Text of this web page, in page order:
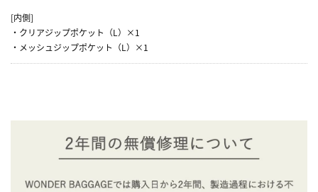
[内側]
・クリアジップポケット（L）×1
・メッシュジップポケット（L）×1